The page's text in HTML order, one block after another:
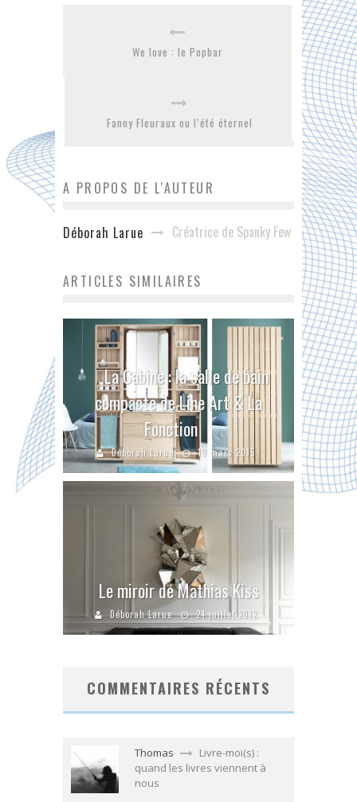
We love : le Popbar
Fanny Fleuraux ou l’été éternel
A PROPOS DE L'AUTEUR
Déborah Larue Créatrice de Spanky Few
ARTICLES SIMILAIRES
La Cabine : la salle de bain
compacte de Line Art & La
Fonction
Déborah Larue 10 mars 2015
Le miroir de Mathias Kiss
Déborah Larue 24 juillet 2012
COMMENTAIRES RÉCENTS
Thomas
Livre-moi(s) :
quand les livres viennent à
nous